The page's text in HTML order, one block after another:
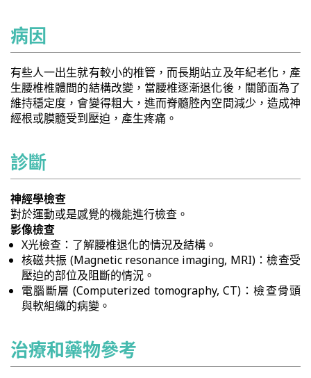
病因
有些人一出生就有較小的椎管，而長期站立及年紀老化，產
生腰椎椎體間的結構改變，當腰椎逐漸退化後，關節面為了
維持穩定度，會變得粗大，進而脊髓腔內空間減少，造成神
經根或膜髓受到壓迫，產生疼痛。
診斷
神經學檢查
對於運動或是感覺的機能進行檢查。
影像檢查
X光檢查：了解腰椎退化的情況及結構。
核磁共振 (Magnetic resonance imaging, MRI)：檢查受
壓迫的部位及阻斷的情況。
電腦斷層 (Computerized tomography, CT)：檢查骨頭
與軟組織的病變。
治療和藥物參考